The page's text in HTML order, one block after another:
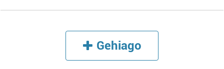
Gehiago